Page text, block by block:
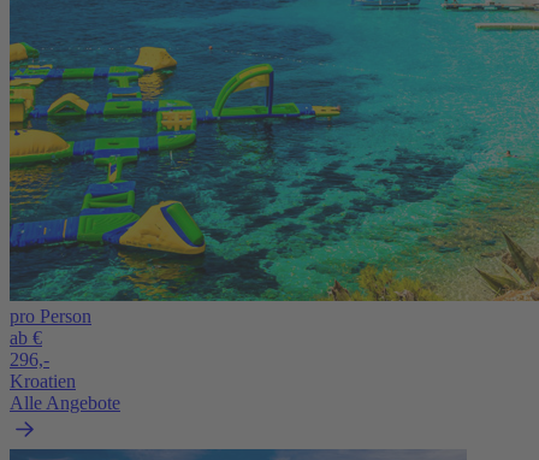
pro Person
ab €
296,-
Kroatien
Alle Angebote